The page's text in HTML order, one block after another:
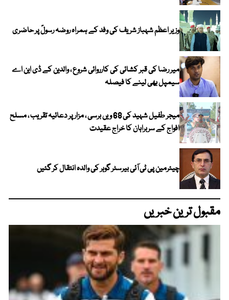
وزیر اعظم شہباز شریف کی وفد کے ہمراہ روضہ رسولؐ پر حاضری
میر رضا کی قبر کشائی کی کارروائی شروع ، والدین کے ڈی این اے
سیمپل بھی لینے کا فیصلہ
میجر طفیل شہید کی 68 ویں برسی ، مزار پر دعائیہ تقریب ، مسلح
افواج کے سربراہان کا خراج عقیدت
چیئرمین پی ٹی آئی بیرسٹر گوہر کی والدہ انتقال کر گئیں
مقبول ترین خبریں